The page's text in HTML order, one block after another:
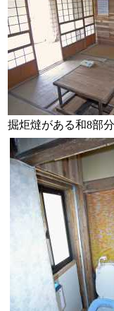
掘炬燵がある和8部分